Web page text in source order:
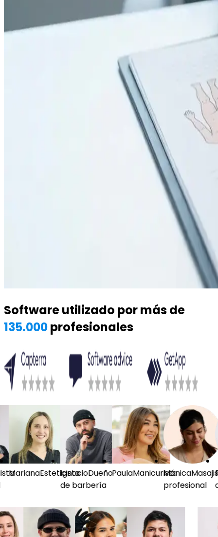
Software utilizado por más de
135.000profesionales
Esteticista
IgnacioDueño
de barbería
PaulaManicuristaMónicaMasajista
profesional
de